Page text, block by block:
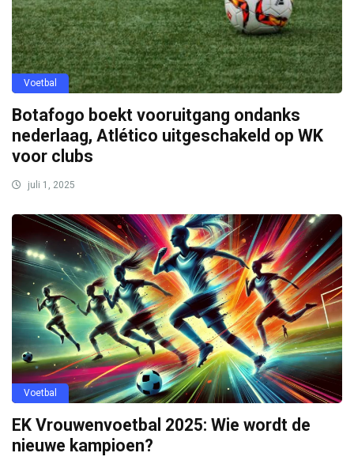
Voetbal
Botafogo boekt vooruitgang ondanks
nederlaag, Atlético uitgeschakeld op WK
voor clubs
juli 1, 2025
Voetbal
EK Vrouwenvoetbal 2025: Wie wordt de
nieuwe kampioen?